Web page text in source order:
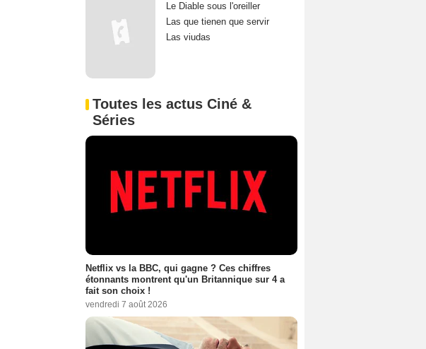
Le Diable sous l'oreiller
Las que tienen que servir
Las viudas
Toutes les actus Ciné &
Séries
Netflix vs la BBC, qui gagne ? Ces chiffres
étonnants montrent qu'un Britannique sur 4 a
fait son choix !
vendredi 7 août 2026